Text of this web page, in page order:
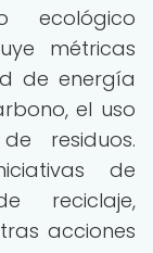
ecológico
métricas
de energía
el uso
residuos.
de
reciclaje,
acciones